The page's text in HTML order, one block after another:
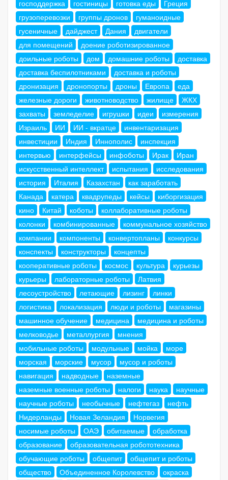
господдержка гостиницы готовка еды
Греция
грузоперевозки
группы дронов
гуманоидные
гусеничные
дайджест Дания
двигатели
для помещений
доение роботизированное
доильные роботы
дом домашние роботы
доставка
доставка беспилотниками
доставка и роботы
дронизация
дронопорты дроны Европа
еда
железные дороги
животноводство жилище
ЖКХ
захваты
земледелие игрушки идеи
измерения
Израиль
ИИ ИИ - вкратце
инвентаризация
инвестиции
Индия Иннополис
инспекция
интервью
интерфейсы инфоботы Ирак
Иран
искусственный интеллект
испытания
исследования
история
Италия Казахстан
как заработать
Канада
катера квадрупеды кейсы
киборгизация
кино
Китай коботы
коллаборативные роботы
колонки
комбинированные
коммунальное хозяйство
компании
компоненты конвертопланы
конкурсы
конспекты
конструкторы
концепты
кооперативные роботы
космос культура
курьезы
курьеры
лабораторные роботы
Латвия
лесоустройство
летающие лизинг
линки
логистика
локализация люди и роботы
магазины
машинное обучение
медицина
медицина и роботы
мелководье
металлургия
мнения
мобильные роботы
модульные мойка
море
морская
морские мусор
мусор и роботы
навигация
надводные
наземные
наземные военные роботы
налоги наука
научные
научные роботы
необычные нефтегаз
нефть
Нидерланды
Новая Зеландия
Норвегия
носимые роботы
ОАЭ обитаемые
обработка
образование
образовательная робототехника
обучающие роботы
общепит
общепит и роботы
общество
Объединенное Королевство
окраска